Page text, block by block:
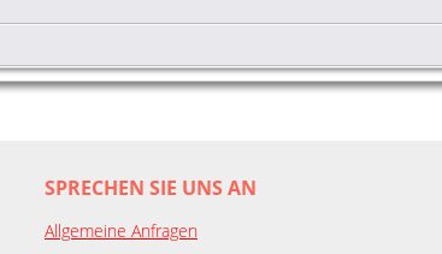
SPRECHEN SIE UNS AN
Allgemeine Anfragen